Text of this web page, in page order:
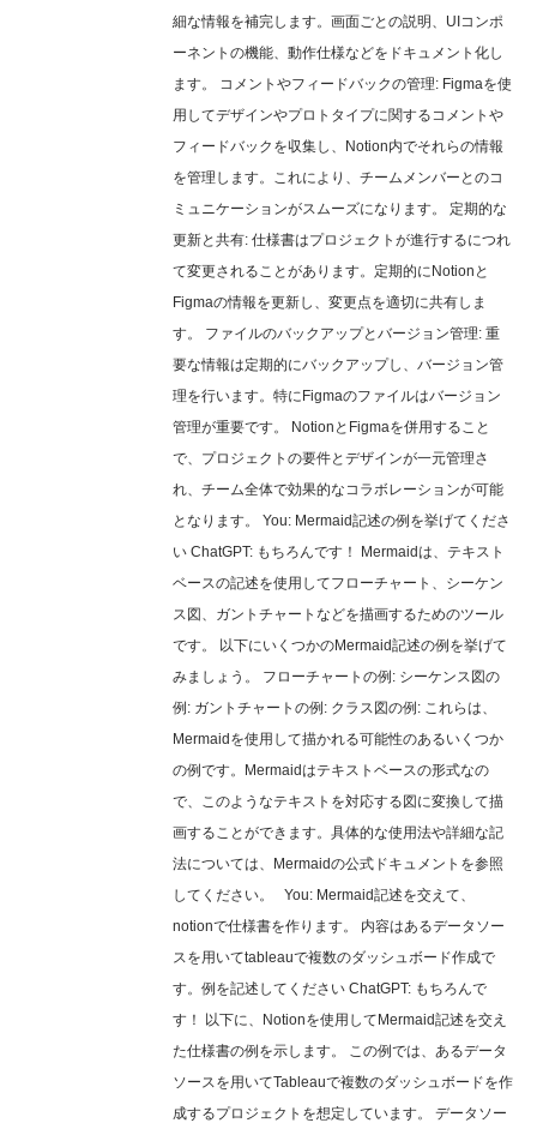
細な情報を補完します。画面ごとの説明、UIコンポ
ーネントの機能、動作仕様などをドキュメント化し
ます。 コメントやフィードバックの管理: Figmaを使
用してデザインやプロトタイプに関するコメントや
フィードバックを収集し、Notion内でそれらの情報
を管理します。これにより、チームメンバーとのコ
ミュニケーションがスムーズになります。 定期的な
更新と共有: 仕様書はプロジェクトが進行するにつれ
て変更されることがあります。定期的にNotionと
Figmaの情報を更新し、変更点を適切に共有しま
す。 ファイルのバックアップとバージョン管理: 重
要な情報は定期的にバックアップし、バージョン管
理を行います。特にFigmaのファイルはバージョン
管理が重要です。 NotionとFigmaを併用すること
で、プロジェクトの要件とデザインが一元管理さ
れ、チーム全体で効果的なコラボレーションが可能
となります。 You: Mermaid記述の例を挙げてくださ
い ChatGPT: もちろんです！ Mermaidは、テキスト
ベースの記述を使用してフローチャート、シーケン
ス図、ガントチャートなどを描画するためのツール
です。 以下にいくつかのMermaid記述の例を挙げて
みましょう。 フローチャートの例: シーケンス図の
例: ガントチャートの例: クラス図の例: これらは、
Mermaidを使用して描かれる可能性のあるいくつか
の例です。Mermaidはテキストベースの形式なの
で、このようなテキストを対応する図に変換して描
画することができます。具体的な使用法や詳細な記
法については、Mermaidの公式ドキュメントを参照
してください。 You: Mermaid記述を交えて、
notionで仕様書を作ります。 内容はあるデータソー
スを用いてtableauで複数のダッシュボード作成で
す。例を記述してください ChatGPT: もちろんで
す！ 以下に、Notionを使用してMermaid記述を交え
た仕様書の例を示します。 この例では、あるデータ
ソースを用いてTableauで複数のダッシュボードを作
成するプロジェクトを想定しています。 データソー